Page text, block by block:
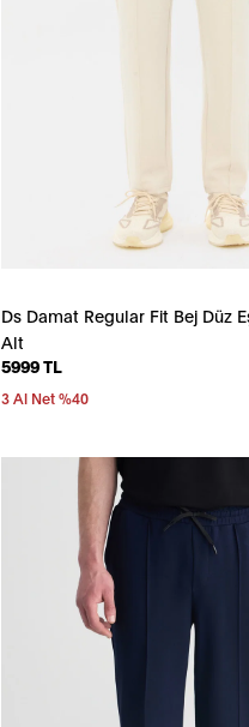
Ds Damat Regular Fit Bej Düz
Alt
5999 TL
3 Al Net %40